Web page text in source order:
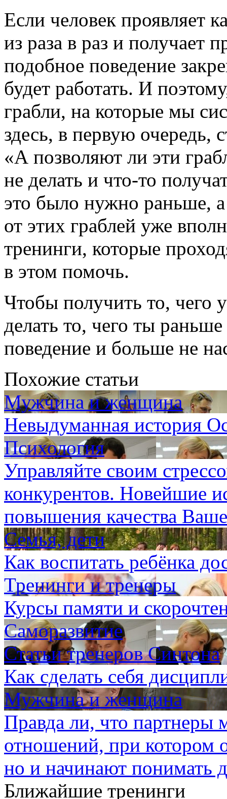
Если человек проявляет
из раза в раз и получает
подобное поведение
будет работать. И
грабли, на которые мы
здесь, в первую очередь,
«А позволяют ли эти
не делать и что-то
это было нужно раньше,
от этих граблей уже
тренинги, которые
в этом помочь.
Чтобы получить то, чего
делать то, чего ты
поведение и больше не
Похожие статьи
Мужчина и женщина
Невыдуманная история
Психология
Управляйте своим
конкурентов. Новейшие
повышения качества
Семья, дети
Как воспитать ребёнка
Тренинги и тренеры
Курсы памяти и
Саморазвитие
Статьи тренеров Синтона
Как сделать себя
Мужчина и женщина
Правда ли, что партнеры
отношений, при котором
но и начинают понимать
Ближайшие тренинги